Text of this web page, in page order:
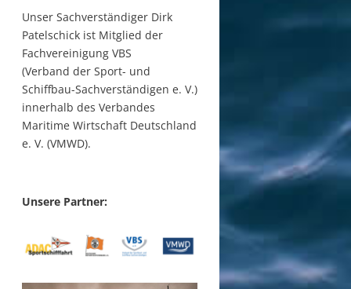
Unser Sachverständiger Dirk
Patelschick ist Mitglied der
Fachvereinigung VBS
(Verband der Sport- und
Schiffbau-Sachverständigen e. V.)
innerhalb des Verbandes
Maritime Wirtschaft Deutschland
e. V. (VMWD).
Unsere Partner: